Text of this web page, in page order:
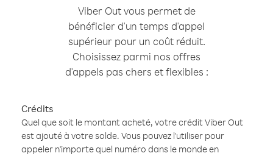
Viber Out vous permet de
bénéficier d'un temps d'appel
supérieur pour un coût réduit.
Choisissez parmi nos offres
d'appels pas chers et flexibles :
Crédits
Quel que soit le montant acheté, votre crédit Viber Out
est ajouté à votre solde. Vous pouvez l'utiliser pour
appeler n'importe quel numéro dans le monde en